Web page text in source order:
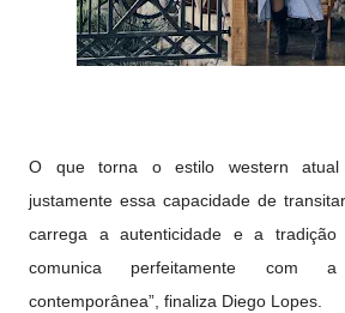
O que torna o estilo western atual
justamente essa capacidade de
carrega a autenticidade e a
comunica perfeitamente com
contemporânea”, finaliza Diego Lopes.